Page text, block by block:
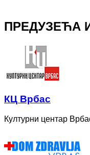
ПРЕДУЗЕЋА
КЦ Врбас
Културни центар